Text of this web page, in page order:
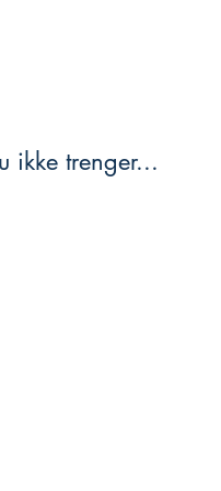
ikke trenger...